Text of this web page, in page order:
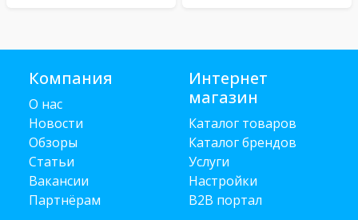
Компания
О нас
Новости
Обзоры
Статьи
Вакансии
Партнёрам
Интернет
магазин
Каталог товаров
Каталог брендов
Услуги
Настройки
B2B портал